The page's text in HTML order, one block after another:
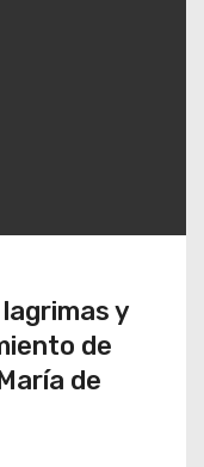
y
de
de